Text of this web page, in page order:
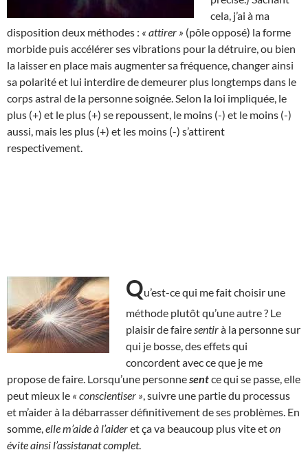
cela, j’ai à ma
disposition deux méthodes : « attirer » (pôle opposé) la forme
morbide puis accélérer ses vibrations pour la détruire, ou bien
la laisser en place mais augmenter sa fréquence, changer ainsi
sa polarité et lui interdire de demeurer plus longtemps dans le
corps astral de la personne soignée. Selon la loi impliquée, le
plus (+) et le plus (+) se repoussent, le moins (-) et le moins (-)
aussi, mais les plus (+) et les moins (-) s’attirent
respectivement.
Qu’est-ce qui me fait choisir une
méthode plutôt qu’une autre ? Le
plaisir de faire sentirà la personne sur
qui je bosse, des effets qui
concordent avec ce que je me
propose de faire. Lorsqu’une personnesentce qui se passe, elle
peut mieux le « conscientiser » , suivre une partie du processus
et m’aider à la débarrasser définitivement de ses problèmes. En
somme, elle m’aide à l’aideret ça va beaucoup plus vite eton
évite ainsi l’assistanat complet.